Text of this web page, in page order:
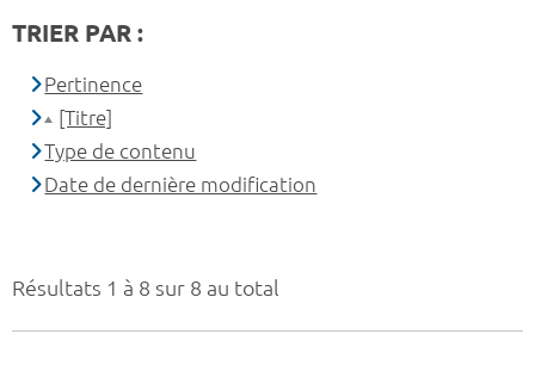
Résultats 1 à 8 sur 8 au total
TRIER PAR :
Pertinence
[Titre]
Type de contenu
Date de dernière modification